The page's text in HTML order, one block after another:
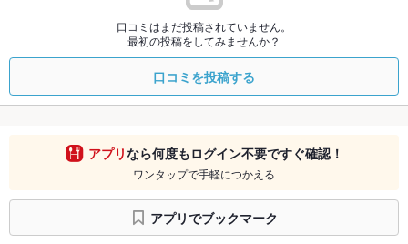
口コミはまだ投稿されていません。
最初の投稿をしてみませんか？
口コミを投稿する
アプリなら何度もログイン不要ですぐ確認！
ワンタップで手軽につかえる
アプリでブックマーク